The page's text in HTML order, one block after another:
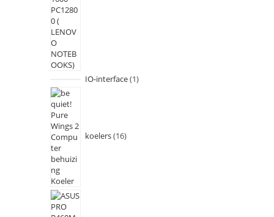
IO-interface 1
koelers 16